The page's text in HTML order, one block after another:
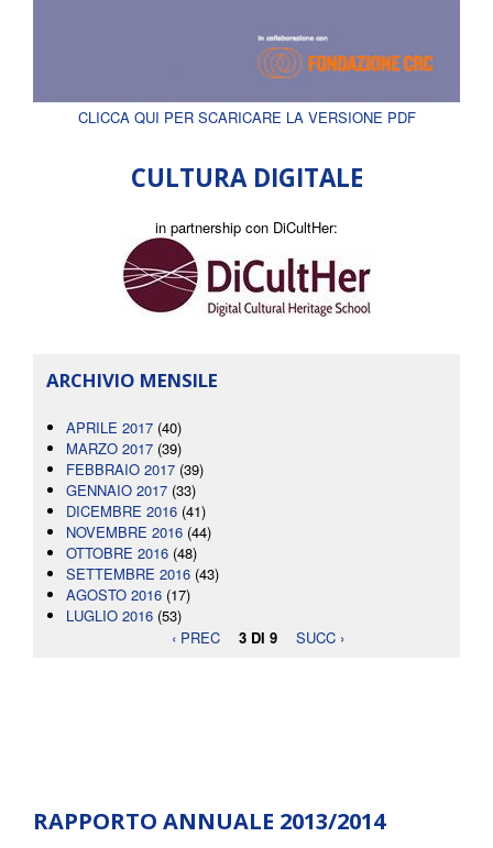
CLICCA QUI PER SCARICARE LA VERSIONE PDF
CULTURA DIGITALE
in partnership con DiCultHer:
ARCHIVIO MENSILE
APRILE 2017 (40)
MARZO 2017 (39)
FEBBRAIO 2017 (39)
GENNAIO 2017 (33)
DICEMBRE 2016 (41)
NOVEMBRE 2016 (44)
OTTOBRE 2016 (48)
SETTEMBRE 2016 (43)
AGOSTO 2016 (17)
LUGLIO 2016 (53)
‹ PREC
3 DI 9 SUCC ›
RAPPORTO ANNUALE 2013/2014